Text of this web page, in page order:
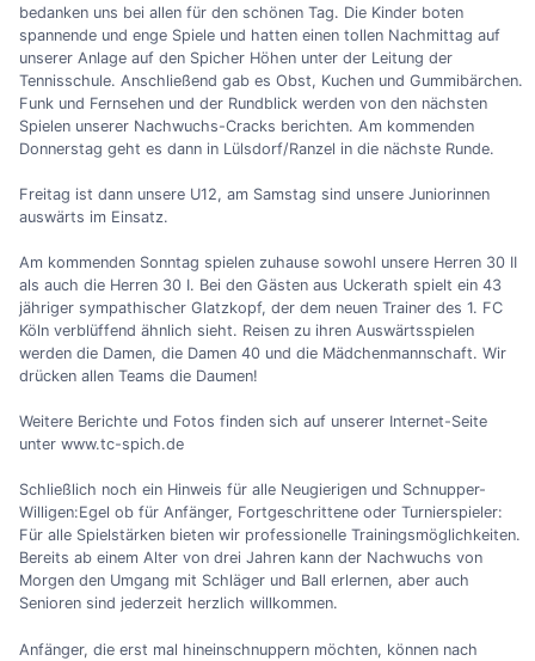
bedanken uns bei allen für den schönen Tag. Die Kinder boten
spannende und enge Spiele und hatten einen tollen Nachmittag auf
unserer Anlage auf den Spicher Höhen unter der Leitung der
Tennisschule. Anschließend gab es Obst, Kuchen und Gummibärchen.
Funk und Fernsehen und der Rundblick werden von den nächsten
Spielen unserer Nachwuchs-Cracks berichten. Am kommenden
Donnerstag geht es dann in Lülsdorf/Ranzel in die nächste Runde.
Freitag ist dann unsere U12, am Samstag sind unsere Juniorinnen
auswärts im Einsatz.
Am kommenden Sonntag spielen zuhause sowohl unsere Herren 30 II
als auch die Herren 30 I. Bei den Gästen aus Uckerath spielt ein 43
jähriger sympathischer Glatzkopf, der dem neuen Trainer des 1. FC
Köln verblüffend ähnlich sieht. Reisen zu ihren Auswärtsspielen
werden die Damen, die Damen 40 und die Mädchenmannschaft. Wir
drücken allen Teams die Daumen!
Weitere Berichte und Fotos finden sich auf unserer Internet-Seite
unter www.tc-spich.de
Schließlich noch ein Hinweis für alle Neugierigen und Schnupper-
Willigen:Egel ob für Anfänger, Fortgeschrittene oder Turnierspieler:
Für alle Spielstärken bieten wir professionelle Trainingsmöglichkeiten.
Bereits ab einem Alter von drei Jahren kann der Nachwuchs von
Morgen den Umgang mit Schläger und Ball erlernen, aber auch
Senioren sind jederzeit herzlich willkommen.
Anfänger, die erst mal hineinschnuppern möchten, können nach